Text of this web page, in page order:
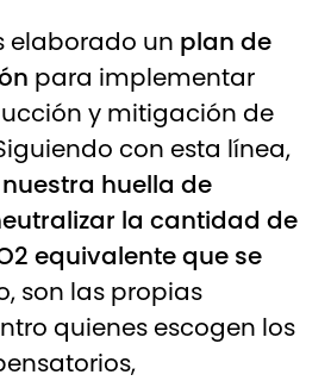
elaborado un plan de
para implementar
y mitigación de
con esta línea,
huella de
la cantidad de
equivalente que se
son las propias
quienes escogen los